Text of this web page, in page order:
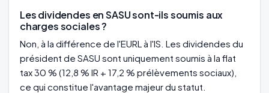
Les dividendes en SASU sont-ils soumis aux
charges sociales ?
Non, à la différence de l'EURL à l'IS. Les dividendes du
président de SASU sont uniquement soumis à la flat
tax 30 % (12,8 % IR + 17,2 % prélèvements sociaux),
ce qui constitue l'avantage majeur du statut.